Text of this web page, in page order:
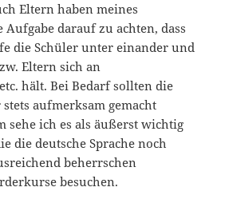
Eltern haben meines
Aufgabe darauf zu achten, dass
die Schüler unter einander und
Eltern sich an
hält. Bei Bedarf sollten die
aufmerksam gemacht
sehe ich es als äußerst wichtig
die deutsche Sprache noch
beherrschen
besuchen.